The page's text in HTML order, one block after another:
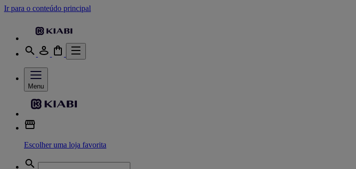
Ir para o conteúdo principal
Menu
Escolher uma loja favorita